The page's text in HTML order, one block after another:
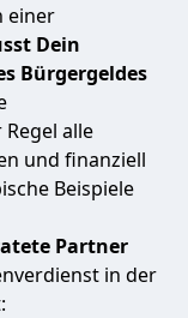
einer
Dein
Bürgergeldes
alle
und finanziell
Beispiele
Partner
in der